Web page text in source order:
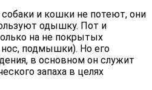
и кошки не потеют, они
одышку. Пот и
на не покрытых
подмышки). Но его
в основном он служит
запаха в целях